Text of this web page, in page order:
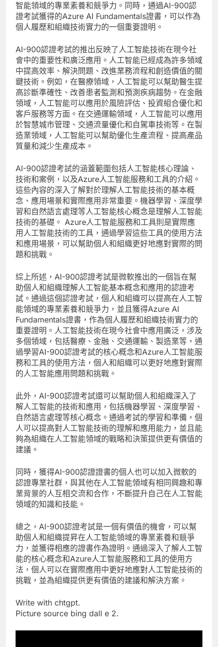
智能領域的專業素養和競爭力。同時，通過AI-900認
證考試獲得的Azure AI Fundamentals證書，可以作為
個人履歷和組織技術實力的一個重要證明。
AI-900認證考試的推出反映了人工智能技術在現今社
會中的重要性和廣泛應用。人工智能已經成為許多領域
中提高效率、解決問題、改進業務流程和創造價值的關
鍵技術。例如，在醫療領域，人工智能可以幫助醫生提
高診斷準確性、改善患者監測和預測疾病趨勢。在金融
領域，人工智能可以應用於風險評估、投資組合優化和
客戶服務等方面。在交通運輸領域，人工智能可以應用
於智慧城市管理、交通流量優化和自駕車技術等。在製
造業領域，人工智能可以幫助優化生產流程、提高產品
質量和減少生產成本。
AI-900認證考試的涵蓋範圍包括人工智能核心理論、
技術和案例，以及Azure人工智能服務和工具的介紹。
這些內容的深入了解對於理解人工智能技術的基本概
念、應用場景和實際應用非常重要。機器學習、深度學
習和自然語言處理等人工智能核心概念是理解人工智能
技術的基礎。 Azure人工智能服務和工具則是實際應
用人工智能技術的工具，通過學習這些工具的使用方法
和應用場景，可以幫助個人和組織更好地應對實際的問
題和挑戰。
綜上所述，AI-900認證考試是微軟推出的一個旨在幫
助個人和組織理解人工智能基本概念和應用的認證考
試。通過這個認證考試，個人和組織可以提高在人工智
能領域的專業素養和競爭力，並且獲得Azure AI
Fundamentals證書，作為個人履歷和組織技術實力的
重要證明。人工智能技術在現今社會中應用廣泛，涉及
多個領域，包括醫療、金融、交通運輸、製造業等，通
過學習AI-900認證考試的核心概念和Azure人工智能服
務和工具的使用方法，個人和組織可以更好地應對實際
的人工智能應用問題和挑戰。
此外，AI-900認證考試還可以幫助個人和組織深入了
解人工智能的技術和應用，包括機器學習、深度學習、
自然語言處理等核心概念。通過考試的學習和準備，個
人可以提高對人工智能技術的理解和應用能力，並且能
夠為組織在人工智能領域的戰略和決策提供更有價值的
建議。
同時，獲得AI-900認證證書的個人也可以加入微軟的
認證專業社群，與其他在人工智能領域有相同興趣和專
業背景的人互相交流和合作，不斷提升自己在人工智能
領域的知識和技能。
總之，AI-900認證考試是一個有價值的機會，可以幫
助個人和組織提昇在人工智能領域的專業素養和競爭
力，並獲得相應的證書作為證明。通過深入了解人工智
能的核心概念和Azure人工智能服務和工具的使用方
法，個人可以在實際應用中更好地應對人工智能技術的
挑戰，並為組織提供更有價值的建議和解決方案。
Write with chtgpt.
Picture source bing dall e 2.